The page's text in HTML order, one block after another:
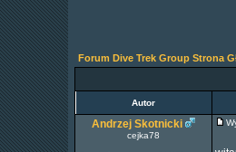
Forum Dive Trek Group Strona
Autor
Andrzej Skotnicki
cejka78